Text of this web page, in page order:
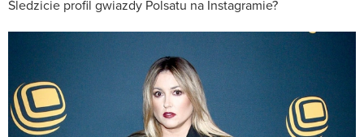
Śledzicie profil gwiazdy Polsatu na Instagramie?